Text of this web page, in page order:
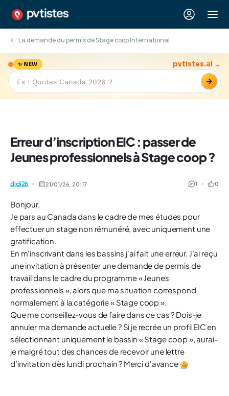
La demande du permis de Stage coop International
✨ NEW
→
pvtistes.ai →
Erreur d’inscription EIC : passer de
Jeunes professionnels à Stage coop ?
didi26 21/01/26,20:17 1 0
Bonjour,
Je pars au Canada dans le cadre de mes études pour
effectuer un stage non rémunéré, avec uniquement une
gratification.
En m'inscrivant dans les bassins j'ai fait une erreur. J’ai reçu
une invitation à présenter une demande de permis de
travail dans le cadre du programme « Jeunes
professionnels », alors que ma situation correspond
normalement à la catégorie « Stage coop ».
Que me conseillez-vous de faire dans ce cas ? Dois-je
annuler ma demande actuelle ? Si je recrée un profil EIC en
sélectionnant uniquement le bassin « Stage coop », aurai-
je malgré tout des chances de recevoir une lettre
d’invitation dès lundi prochain ? Merci d'avance